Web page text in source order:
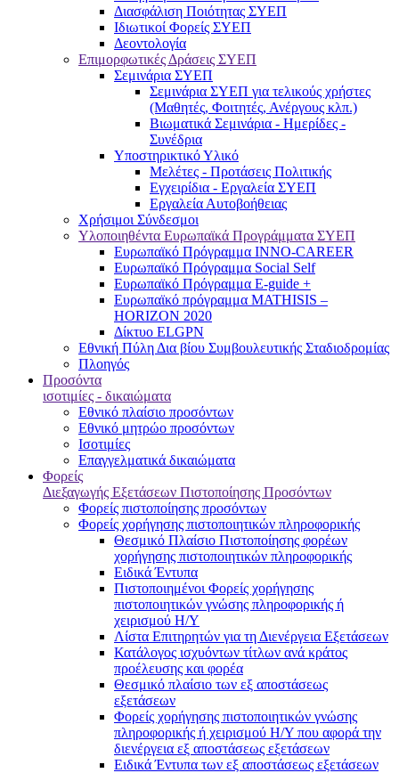
Διασφάλιση Ποιότητας ΣΥΕΠ
Ιδιωτικοί Φορείς ΣΥΕΠ
Δεοντολογία
Επιμορφωτικές Δράσεις ΣΥΕΠ
Σεμινάρια ΣΥΕΠ
Σεμινάρια ΣΥΕΠ για τελικούς χρήστες
(Μαθητές, Φοιτητές, Ανέργους κλπ.)
Βιωματικά Σεμινάρια - Ημερίδες -
Συνέδρια
Υποστηρικτικό Υλικό
Μελέτες - Προτάσεις Πολιτικής
Εγχειρίδια - Εργαλεία ΣΥΕΠ
Εργαλεία Αυτοβοήθειας
Χρήσιμοι Σύνδεσμοι
Υλοποιηθέντα Ευρωπαϊκά Προγράμματα ΣΥΕΠ
Ευρωπαϊκό Πρόγραμμα INNO-CAREER
Ευρωπαϊκό Πρόγραμμα Social Self
Ευρωπαϊκό Πρόγραμμα E-guide +
Ευρωπαϊκό πρόγραμμα MATHISIS –
HORIZON 2020
Δίκτυο ELGPN
Εθνική Πύλη Δια βίου Συμβουλευτικής Σταδιοδρομίας
Πλοηγός
Προσόντα
ισοτιμίες - δικαιώματα
Εθνικό πλαίσιο προσόντων
Εθνικό μητρώο προσόντων
Ισοτιμίες
Επαγγελματικά δικαιώματα
Φορείς
Διεξαγωγής Εξετάσεων Πιστοποίησης Προσόντων
Φορείς πιστοποίησης προσόντων
Φορείς χορήγησης πιστοποιητικών πληροφορικής
Θεσμικό Πλαίσιο Πιστοποίησης φορέων
χορήγησης πιστοποιητικών πληροφορικής
Ειδικά Έντυπα
Πιστοποιημένοι Φορείς χορήγησης
πιστοποιητικών γνώσης πληροφορικής ή
χειρισμού Η/Υ
Λίστα Επιτηρητών για τη Διενέργεια Εξετάσεων
Κατάλογος ισχυόντων τίτλων ανά κράτος
προέλευσης και φορέα
Θεσμικό πλαίσιο των εξ αποστάσεως
εξετάσεων
Φορείς χορήγησης πιστοποιητικών γνώσης
πληροφορικής ή χειρισμού Η/Υ που αφορά την
διενέργεια εξ αποστάσεως εξετάσεων
Ειδικά Έντυπα των εξ αποστάσεως εξετάσεων